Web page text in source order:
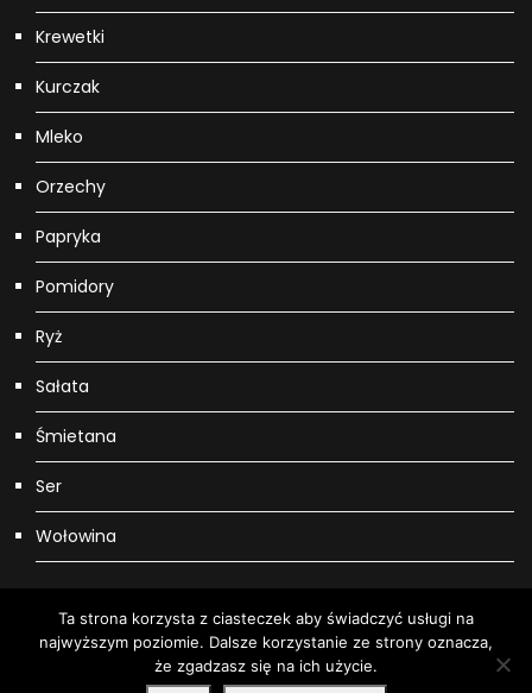
Krewetki
Kurczak
Mleko
Orzechy
Papryka
Pomidory
Ryż
Sałata
Śmietana
Ser
Wołowina
Wszystkie prawa zastrzeżone. Copyright: Mersigo Grace Mag by
Everestthemes
Ta strona korzysta z ciasteczek aby świadczyć usługi na
najwyższym poziomie. Dalsze korzystanie ze strony oznacza,
że zgadzasz się na ich użycie.